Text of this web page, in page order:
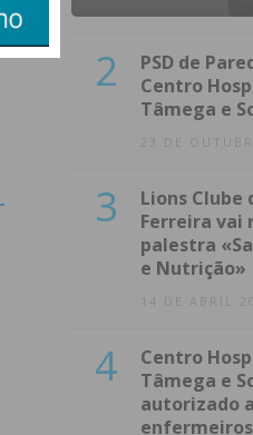
2
PSD de
Centro
Tâmega e
23 DE
3
Lions Clube
Ferreira vai
palestra
e Nutrição»
14 DE ABRIL
4
Centro
Tâmega e
autorizado